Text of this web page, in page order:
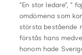
“En stor ledare”, “
omdömena som
största bestående
förstås hans
honom hade